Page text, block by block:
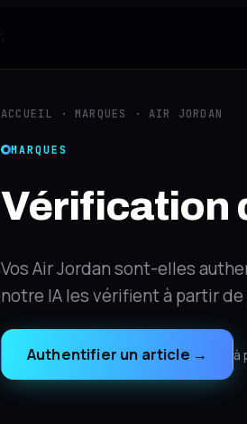
ACCUEIL · MARQUES ·AIR JORDAN
MARQUES
Vérification
Vos Air Jordan sont-elles
notre IA les vérifient à partir
Authentifier un article → à